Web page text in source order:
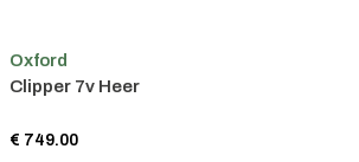
Oxford
Clipper 7v Heer
€ 749.00